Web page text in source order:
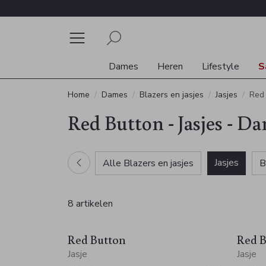
Dames Heren Lifestyle
Home Dames Blazers en jasjes Jasjes
Red Button - Jasjes -
Alle Blazers en jasjes Jasjes
8 artikelen
Red Button
Jasje
Red
Jasje